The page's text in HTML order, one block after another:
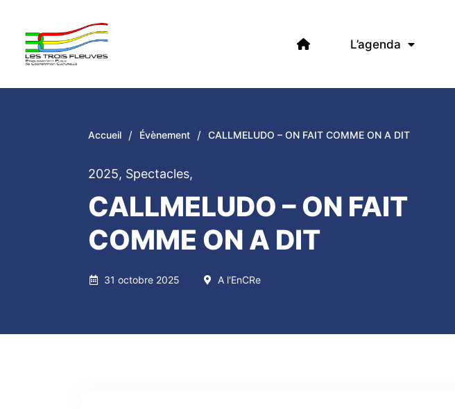
L’agenda
Accueil / Évènement / CALLMELUDO – ON FAIT COMME ON A DIT
2025, Spectacles,
CALLMELUDO – ON FAIT
COMME ON A DIT
31 octobre 2025 A l'EnCRe